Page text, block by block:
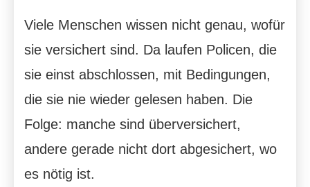
Viele Menschen wissen nicht genau, wofür
sie versichert sind. Da laufen Policen, die
sie einst abschlossen, mit Bedingungen,
die sie nie wieder gelesen haben. Die
Folge: manche sind überversichert,
andere gerade nicht dort abgesichert, wo
es nötig ist.